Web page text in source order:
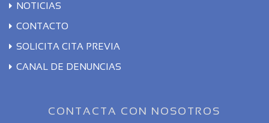
NOTICIAS
CONTACTO
SOLICITA CITA PREVIA
CANAL DE DENUNCIAS
CONTACTA CON NOSOTROS